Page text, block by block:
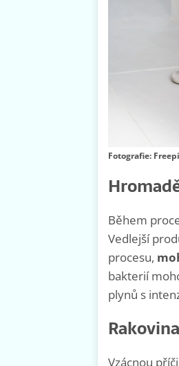
Fotografie:
Během
Vedlejší
procesu,
bakterií
plynů s
Vzácnou